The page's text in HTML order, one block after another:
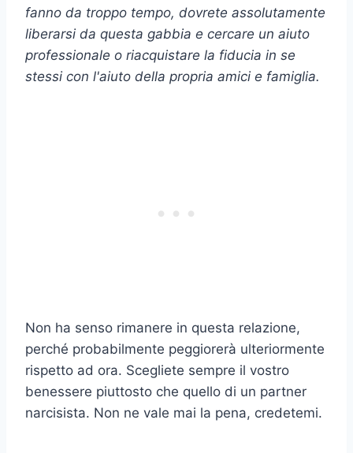
fanno da troppo tempo, dovrete assolutamente
liberarsi da questa gabbia e cercare un aiuto
professionale o riacquistare la fiducia in se
stessi con l'aiuto della propria amici e famiglia.
Non ha senso rimanere in questa relazione,
perché probabilmente peggiorerà ulteriormente
rispetto ad ora. Scegliete sempre il vostro
benessere piuttosto che quello di un partner
narcisista. Non ne vale mai la pena, credetemi.